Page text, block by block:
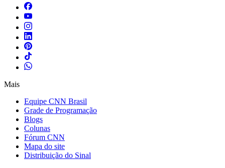
Mais
Equipe CNN Brasil
Grade de Programação
Blogs
Colunas
Fórum CNN
Mapa do site
Distribuição do Sinal